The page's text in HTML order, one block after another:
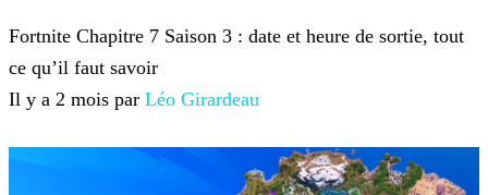
Fortnite Chapitre 7 Saison 3 : date et heure de sortie, tout
ce qu’il faut savoir
Il y a 2 mois par Léo Girardeau